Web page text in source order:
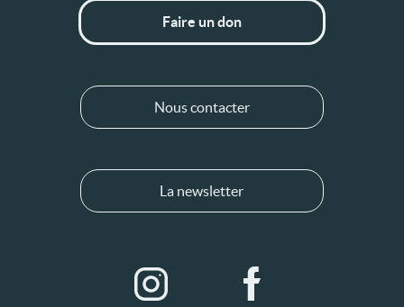
Faire un don
Nous contacter
La newsletter